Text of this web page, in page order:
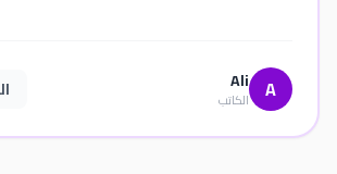
A
Ali
الكاتب